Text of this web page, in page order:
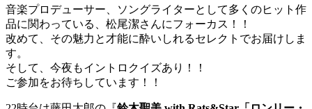
音楽プロデューサー、ソングライターとして多くのヒット作
品に関わっている、松尾潔さんにフォーカス！！
改めて、その魅力と才能に酔いしれるセレクトでお届けしま
す。
そして、今夜もイントロクイズあり！！
ご参加をお待ちしています！！